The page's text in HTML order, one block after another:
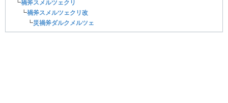
┗禍斧スメルツェクリ
┗禍斧スメルツェクリ改
┗災禍斧ダルクメルツェ